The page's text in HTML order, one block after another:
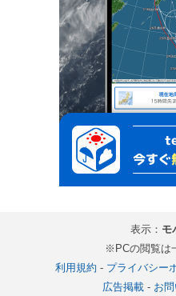
表示： モ
※PCの閲覧は
利用規約 - プライバシー
広告掲載- お